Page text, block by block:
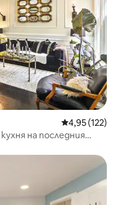
Средна
4,95 (122)
на последния